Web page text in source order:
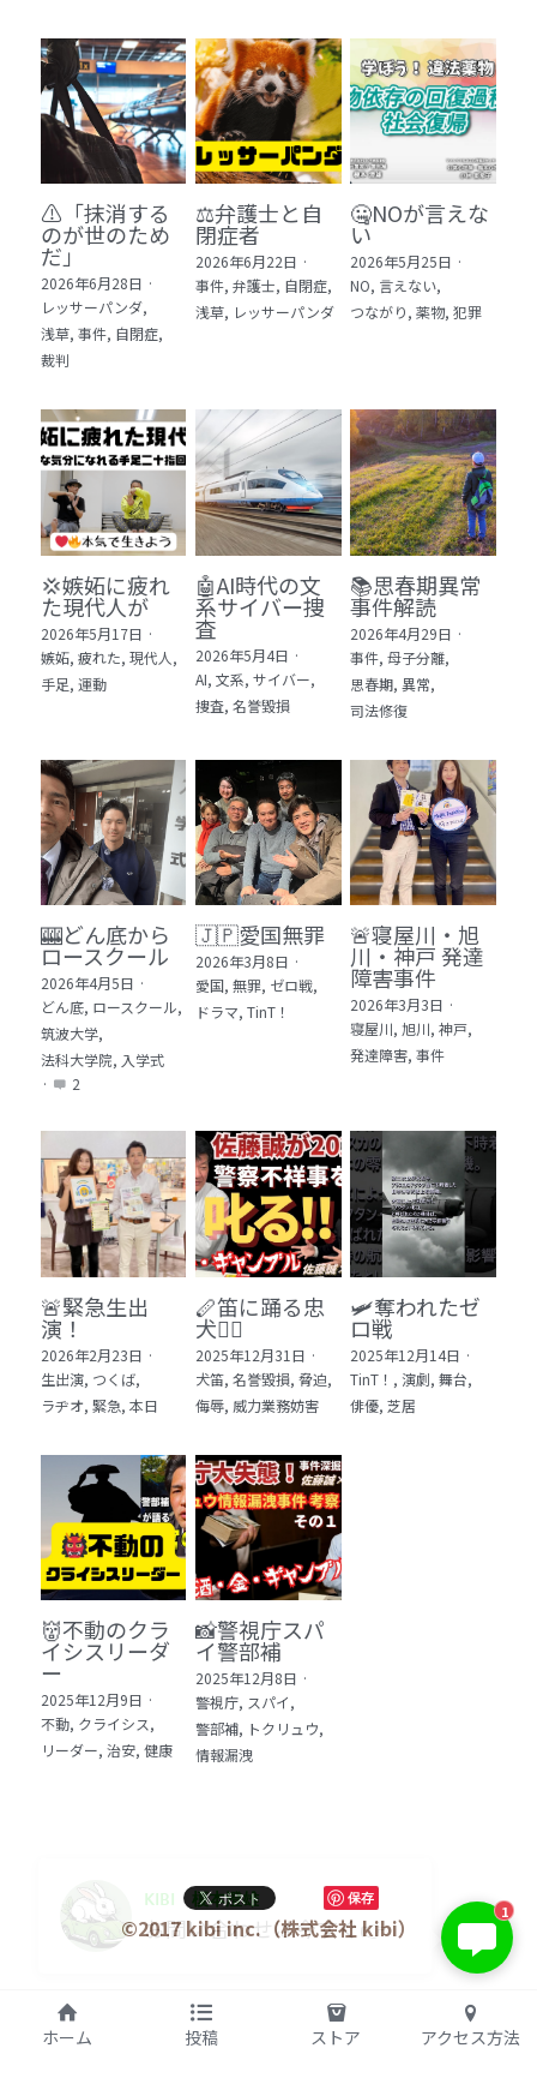
6 セールス・マーケティング・ビジネスモデ
ル 21冊
7 ライフスタイル・防災・科学技術 12冊
8 アジア・歴史・未来予測 11冊
🎬Dramas(おすすめの小説・漫画・ドラマ・
映画)
⚠️「抹消する
のが世のため
だ」​
2026年6月28日 ·
レッサーパンダ,
浅草, 事件, 自閉症,
裁判
⚖️弁護士と自
閉症者
2026年6月22日 ·
事件, 弁護士, 自閉症,
浅草, レッサーパンダ
🤐NOが言えな
い
2026年5月25日 ·
NO, 言えない,
つながり, 薬物, 犯罪
💢嫉妬に疲れ
た現代人が
2026年5月17日 ·
嫉妬, 疲れた, 現代人,
手足, 運動
🤖AI時代の文
系サイバー捜
査
2026年5月4日 ·
AI, 文系, サイバー,
捜査, 名誉毀損
📚思春期異常
事件解読
2026年4月29日 ·
事件, 母子分離,
思春期, 異常,
司法修復
🎰どん底から
ロースクール
2026年4月5日 ·
どん底, ロースクール,
筑波大学,
法科大学院, 入学式
·
2
🇯🇵愛国無罪
2026年3月8日 ·
愛国, 無罪, ゼロ戦,
ドラマ, TinT！
🚨寝屋川・旭
川・神戸 発達
障害事件
2026年3月3日 ·
寝屋川, 旭川, 神戸,
発達障害, 事件
🚨緊急生出
演！
2026年2月23日 ·
生出演, つくば,
ラヂオ, 緊急, 本日
🪈笛に踊る忠
犬🐕‍🦺
2025年12月31日 ·
犬笛, 名誉毀損, 脅迫,
侮辱, 威力業務妨害
🛩️奪われたゼ
ロ戦
2025年12月14日 ·
TinT！, 演劇, 舞台,
俳優, 芝居
👹不動のクラ
イシスリーダ
ー
2025年12月9日 ·
不動, クライシス,
リーダー, 治安, 健康
📸警視庁スパ
イ警部補
2025年12月8日 ·
警視庁, スパイ,
警部補, トクリュウ,
情報漏洩
保存
©2017 kibi inc.（株式会社 kibi）
ホーム 投稿 ストア アクセス方法
KIBI 榎本澄雄
お問い合わせは今すぐ👉
1